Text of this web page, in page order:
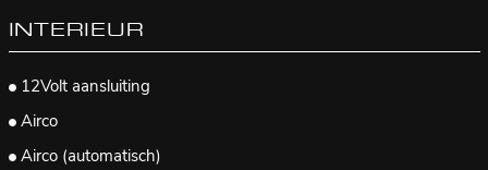
INTERIEUR
12Volt aansluiting
Airco
Airco (automatisch)